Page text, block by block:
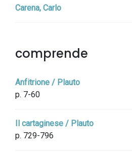
Carena, Carlo
comprende
Anfitrione / Plauto
p. 7-60
Il cartaginese / Plauto
p. 729-796